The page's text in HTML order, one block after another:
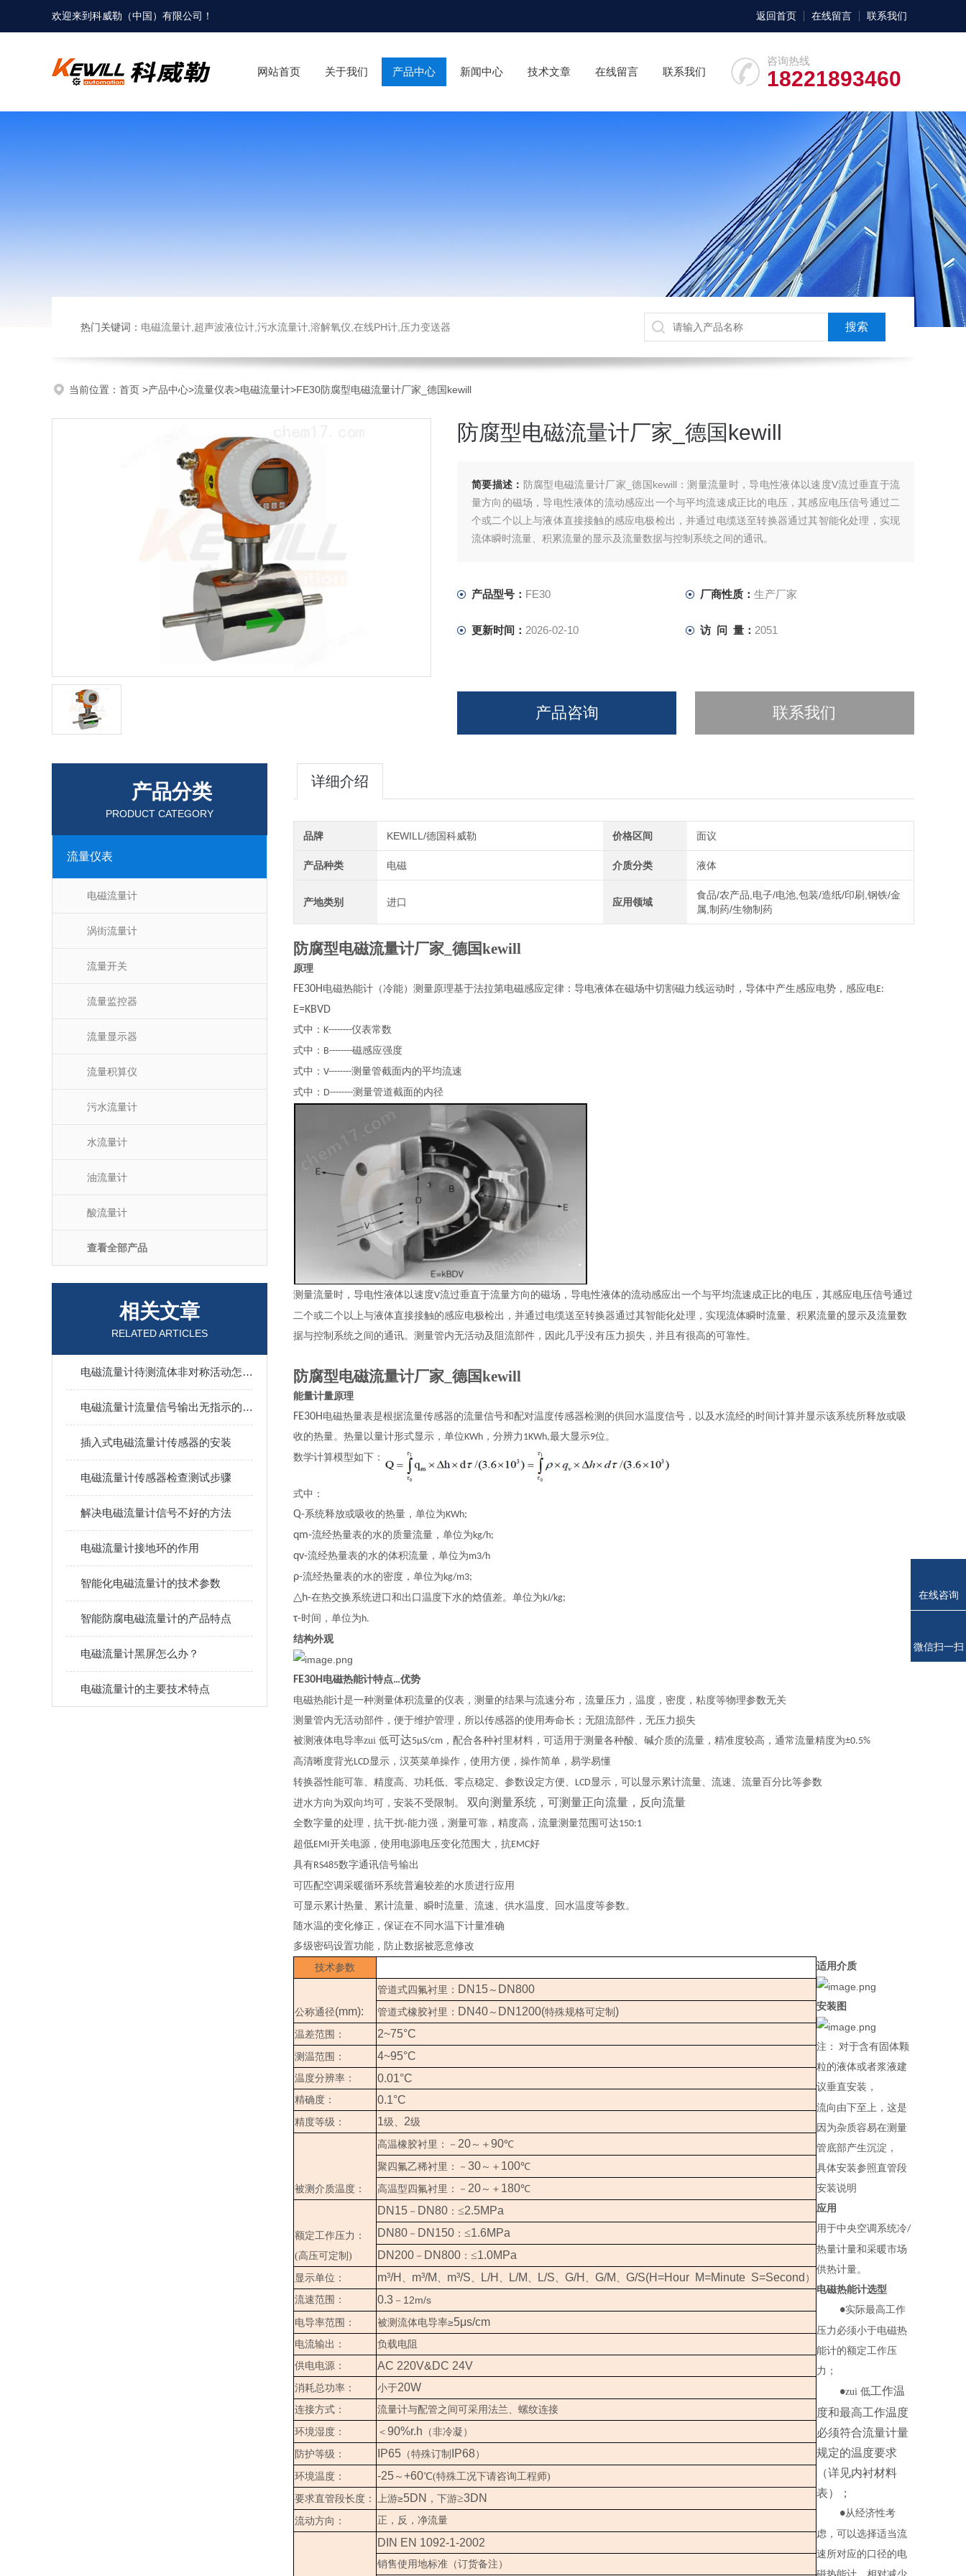
欢迎来到科威勒（中国）有限公司！ 返回首页 在线留言 联系我们
咨询热线
18221893460
网站首页 关于我们 产品中心 新闻中心 技术文章 在线留言 联系我们
热门关键词： 电磁流量计,超声波液位计,污水流量计,溶解氧仪,在线PH计,压力变送器
当前位置： 首页 >产品中心>流量仪表>电磁流量计>FE30防腐型电磁流量计厂家_德国kewill
防腐型电磁流量计厂家_德国kewill
简要描述： 防腐型电磁流量计厂家_德国kewill：测量流量时，导电性液体以速度V流过垂直于流
量方向的磁场，导电性液体的流动感应出一个与平均流速成正比的电压，其感应电压信号通过二
个或二个以上与液体直接接触的感应电极检出，并通过电缆送至转换器通过其智能化处理，实现
流体瞬时流量、积累流量的显示及流量数据与控制系统之间的通讯。
产品型号： FE30 厂商性质： 生产厂家
更新时间： 2026-02-10 访 问 量： 2051
产品咨询 联系我们
产品分类
PRODUCT CATEGORY
流量仪表
电磁流量计
涡街流量计
流量开关
流量监控器
流量显示器
流量积算仪
污水流量计
水流量计
油流量计
酸流量计
查看全部产品
相关文章
RELATED ARTICLES
电磁流量计待测流体非对称活动怎么办？
电磁流量计流量信号输出无指示的解决方法
插入式电磁流量计传感器的安装
电磁流量计传感器检查测试步骤
解决电磁流量计信号不好的方法
电磁流量计接地环的作用
智能化电磁流量计的技术参数
智能防腐电磁流量计的产品特点
电磁流量计黑屏怎么办？
电磁流量计的主要技术特点
详细介绍
品牌 KEWILL/德国科威勒 价格区间 面议
产品种类 电磁 介质分类 液体
产地类别 进口 应用领域
食品/农产品,电子/电池,包装/造纸/印刷,钢铁/金
属,制药/生物制药
防腐型电磁流量计厂家_德国kewill
原理
FE30H 电磁热能计（冷能）测量原理基于法拉第电磁感应定律：导电液体在磁场中切割磁力线运动时，导体中产生感应电势，感应电E:
E=KBVD
式中： K--------仪表常数
式中： B--------磁感应强度
式中： V--------测量管截面内的平均流速
式中： D--------测量管道截面的内径
测量流量时，导电性液体以速度V流过垂直于流量方向的磁场，导电性液体的流动感应出一个与平均流速成正比的电压，其感应电压信号通过
二个或二个以上与液体直接接触的感应电极检出，并通过电缆送至转换器通过其智能化处理，实现流体瞬时流量、积累流量的显示及流量数
据与控制系统之间的通讯。测量管内无活动及阻流部件，因此几乎没有压力损失，并且有很高的可靠性。
防腐型电磁流量计厂家_德国kewill
能量计量原理
FE30H 电磁热量表是根据流量传感器的流量信号和配对温度传感器检测的供回水温度信号，以及水流经的时间计算并显示该系统所释放或吸
收的热量。热量以量计形式显示，单位KWh ，分辨力 1KWh,最大显示9位。
数学计算模型如下：
式中：
Q-系统释放或吸收的热量，单位为KWh;
qm-流经热量表的水的质量流量，单位为kg/h;
qv-流经热量表的水的体积流量，单位为m3/h
ρ-流经热量表的水的密度，单位为kg/m3;
△h-在热交换系统进口和出口温度下水的焓值差。单位为kJ/kg;
τ-时间，单位为h.
结构外观
FE30H 电磁热能计特点…优势
电磁热能计是一种测量体积流量的仪表，测量的结果与流速分布，流量压力，温度，密度，粘度等物理参数无关
测量管内无活动部件，便于维护管理，所以传感器的使用寿命长；无阻流部件，无压力损失
被测液体电导率zui 低可达5μS/cm ，配合各种衬里材料，可适用于测量各种酸、碱介质的流量，精准度较高，通常流量精度为±0.5%
高清晰度背光LCD显示，汉英菜单操作，使用方便，操作简单，易学易懂
转换器性能可靠、精度高、功耗低、零点稳定、参数设定方便、 LCD显示，可以显示累计流量、流速、流量百分比等参数
进水方向为双向均可，安装不受限制。
双向测量系统，可测量正向流量，反向流量
全数字量的处理，抗干扰-能力强，测量可靠，精度高，流量测量范围可达150:1
超低EMI开关电源，使用电源电压变化范围大，抗EMC好
具有RS485数字通讯信号输出
可匹配空调采暖循环系统普遍较差的水质进行应用
可显示累计热量、累计流量、瞬时流量、流速、供水温度、回水温度等参数。
随水温的变化修正，保证在不同水温下计量准确
多级密码设置功能，防止数据被恶意修改
技术参数
公称通径(mm):
管道式四氟衬里： DN15 ～ DN800
管道式橡胶衬里： DN40 ～ DN1200(特殊规格可定制 )
温差范围： 2~75°C
测温范围： 4~95°C
温度分辨率： 0.01°C
精确度： 0.1°C
精度等级： 1级、 2级
被测介质温度：
高温橡胶衬里：－ 20 ～＋ 90℃
聚四氟乙稀衬里：－ 30 ～＋ 100℃
高温型四氟衬里：－ 20 ～＋ 180℃
额定工作压力：
(高压可定制)
DN15 － DN80 ： ≤2.5MPa
DN80 － DN150 ： ≤1.6MPa
DN200 － DN800 ： ≤1.0MPa
显示单位： m³/H 、 m³/M 、 m³/S、 L/H 、 L/M 、 L/S、 G/H 、 G/M 、 G/S(H=Hour M=Minute S=Second ）
流速范围：
0.3 － 12m/s
电导率范围： 被测流体电导率≥5μs/cm
电流输出：
负载电阻
供电电源：
AC 220V&DC 24V
消耗总功率： 小于20W
连接方式： 流量计与配管之间可采用法兰、螺纹连接
环境湿度： ＜ 90%r.h （非冷凝 ）
防护等级： IP65 （特殊订制 IP68）
环境温度： -25 ～ +60℃(特殊工况下请咨询工程师)
要求直管段长度： 上游≥5DN ，下游≥3DN
流动方向： 正，反，净流量
DIN EN 1092-1-2002
销售使用地标准（订货备注）
适用介质
安装图
注： 对于含有固体颗
粒的液体或者浆液建
议垂直安装，
流向由下至上，这是
因为杂质容易在测量
管底部产生沉淀，
具体安装参照直管段
安装说明
应用
用于中央空调系统冷/
热量计量和采暖市场
供热计量。
电磁热能计选型
●实际最高工作
压力必须小于电磁热
能计的额定工作压
力；
●zui 低工作温
度和最高工作温度
必须符合流量计量
规定的温度要求
（详见内衬材料
表）；
●从经济性考
虑，可以选择适当流
速所对应的口径的电
在线咨询
微信扫一扫